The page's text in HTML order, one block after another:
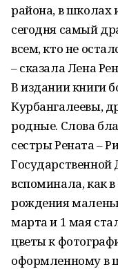
района, в школах
сегодня самый
всем, кто не
– сказала Лена
В издании книги
Курбангалеевы,
родные. Слова
сестры Рената –
вспоминала, как
рождения
марта и 1 мая
цветы к
оформленному в